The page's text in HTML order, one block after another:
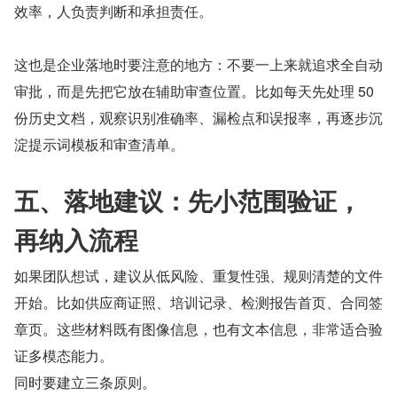
效率，人负责判断和承担责任。
这也是企业落地时要注意的地方：不要一上来就追求全自动
审批，而是先把它放在辅助审查位置。比如每天先处理 50
份历史文档，观察识别准确率、漏检点和误报率，再逐步沉
淀提示词模板和审查清单。
五、落地建议：先小范围验证，
再纳入流程
如果团队想试，建议从低风险、重复性强、规则清楚的文件
开始。比如供应商证照、培训记录、检测报告首页、合同签
章页。这些材料既有图像信息，也有文本信息，非常适合验
证多模态能力。
同时要建立三条原则。